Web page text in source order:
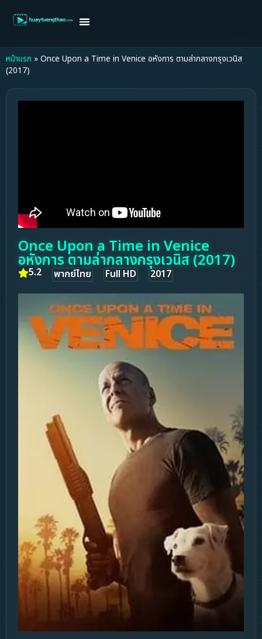
หน้าแรก » Once Upon a Time in Venice อหังการ ตามล่ากลางกรุงเวนิส
(2017)
Once Upon a Time in Venice
อหังการ ตามล่ากลางกรุงเวนิส (2017)
5.2 พากย์ไทย Full HD 2017